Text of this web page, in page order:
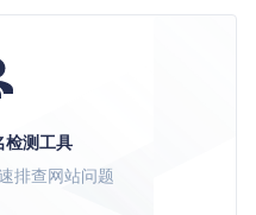
检测工具
排查网站问题